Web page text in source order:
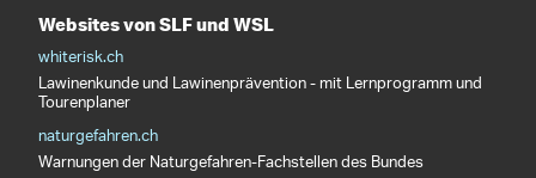
Websites von SLF und WSL
whiterisk.ch
Lawinenkunde und Lawinenprävention - mit Lernprogramm und
Tourenplaner
naturgefahren.ch
Warnungen der Naturgefahren-Fachstellen des Bundes